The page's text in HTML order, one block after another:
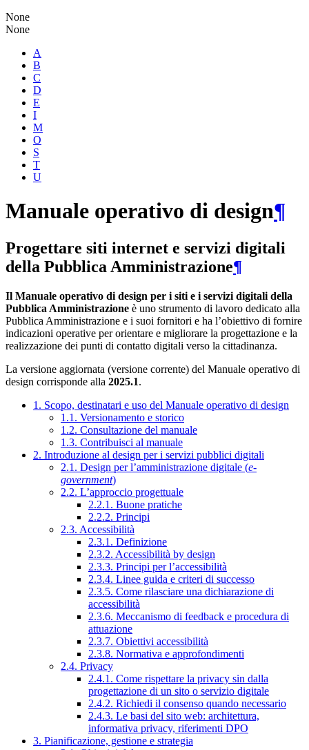
None
None
A
B
C
D
E
I
M
O
S
T
U
Manuale operativo di design¶
Progettare siti internet e servizi digitali
della Pubblica Amministrazione¶
Il Manuale operativo di design per i siti e i servizi digitali della
Pubblica Amministrazione è uno strumento di lavoro dedicato alla
Pubblica Amministrazione e i suoi fornitori e ha l’obiettivo di fornire
indicazioni operative per orientare e migliorare la progettazione e la
realizzazione dei punti di contatto digitali verso la cittadinanza.
La versione aggiornata (versione corrente) del Manuale operativo di
design corrisponde alla 2025.1.
1. Scopo, destinatari e uso del Manuale operativo di design
1.1. Versionamento e storico
1.2. Consultazione del manuale
1.3. Contribuisci al manuale
2. Introduzione al design per i servizi pubblici digitali
2.1. Design per l’amministrazione digitale (e-
government)
2.2. L’approccio progettuale
2.2.1. Buone pratiche
2.2.2. Principi
2.3. Accessibilità
2.3.1. Definizione
2.3.2. Accessibilità by design
2.3.3. Principi per l’accessibilità
2.3.4. Linee guida e criteri di successo
2.3.5. Come rilasciare una dichiarazione di
accessibilità
2.3.6. Meccanismo di feedback e procedura di
attuazione
2.3.7. Obiettivi accessibilità
2.3.8. Normativa e approfondimenti
2.4. Privacy
2.4.1. Come rispettare la privacy sin dalla
progettazione di un sito o servizio digitale
2.4.2. Richiedi il consenso quando necessario
2.4.3. Le basi del sito web: architettura,
informativa privacy, riferimenti DPO
3. Pianificazione, gestione e strategia